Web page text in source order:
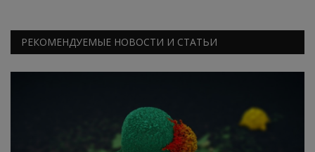
РЕКОМЕНДУЕМЫЕ НОВОСТИ И СТАТЬИ